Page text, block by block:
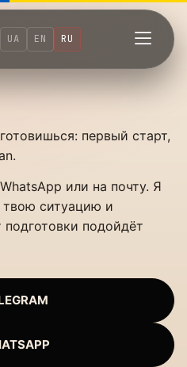
UA EN RU
первый старт,
или на почту. Я
твою ситуацию и
подойдёт